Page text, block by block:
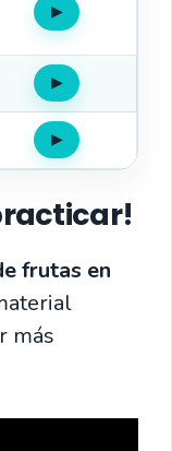
▶Oír
▶Oír
▶Oír
frutas en
más